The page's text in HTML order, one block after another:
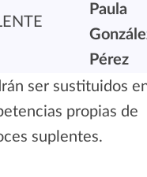
Paula
Pérez
ser sustituidos
propias de
suplentes.